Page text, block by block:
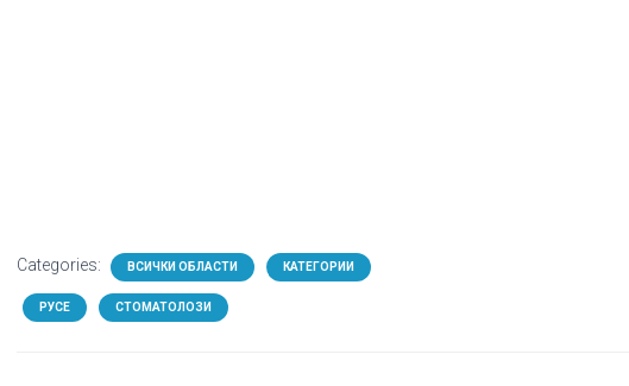
Categories: ВСИЧКИ ОБЛАСТИ КАТЕГОРИИ
РУСЕ СТОМАТОЛОЗИ